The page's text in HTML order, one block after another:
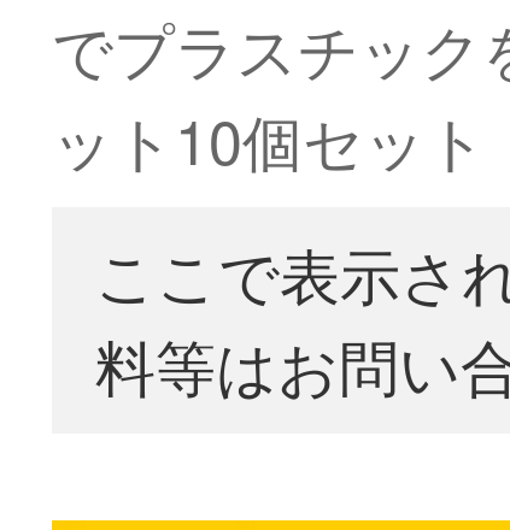
でプラスチック
ット10個セッ
ここで表示さ
料等はお問い